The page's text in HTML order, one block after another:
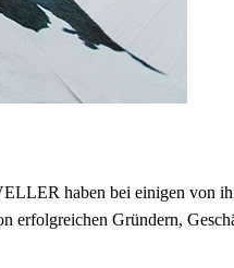
haben bei einigen von
erfolgreichen Gründern,